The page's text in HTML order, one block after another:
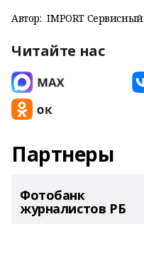
Автор: IMPORT Сервисный
Читайте нас
Партнеры
Фотобанк
журналистов РБ